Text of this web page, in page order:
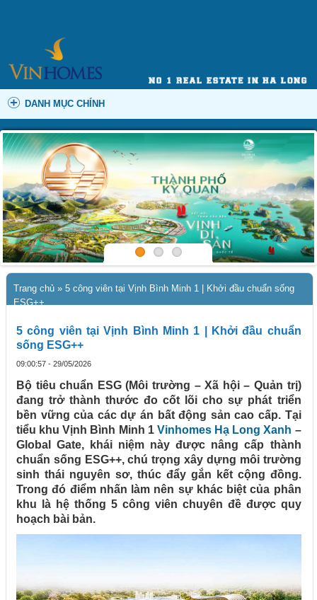
DANH MỤC CHÍNH
Trang chủ » 5 công viên tại Vịnh Bình Minh 1 | Khởi đầu chuẩn sống
ESG++
5 công viên tại Vịnh Bình Minh 1 | Khởi đầu chuẩn
sống ESG++
09:00:57 - 29/05/2026
Bộ tiêu chuẩn ESG (Môi trường – Xã hội – Quản trị)
đang trở thành thước đo cốt lõi cho sự phát triển
bền vững của các dự án bất động sản cao cấp. Tại
tiểu khu Vịnh Bình Minh 1 Vinhomes Hạ Long Xanh –
Global Gate, khái niệm này được nâng cấp thành
chuẩn sống ESG++, chú trọng xây dựng môi trường
sinh thái nguyên sơ, thúc đẩy gắn kết cộng đồng.
Trong đó điểm nhấn làm nên sự khác biệt của phân
khu là hệ thống 5 công viên chuyên đề được quy
hoạch bài bản.